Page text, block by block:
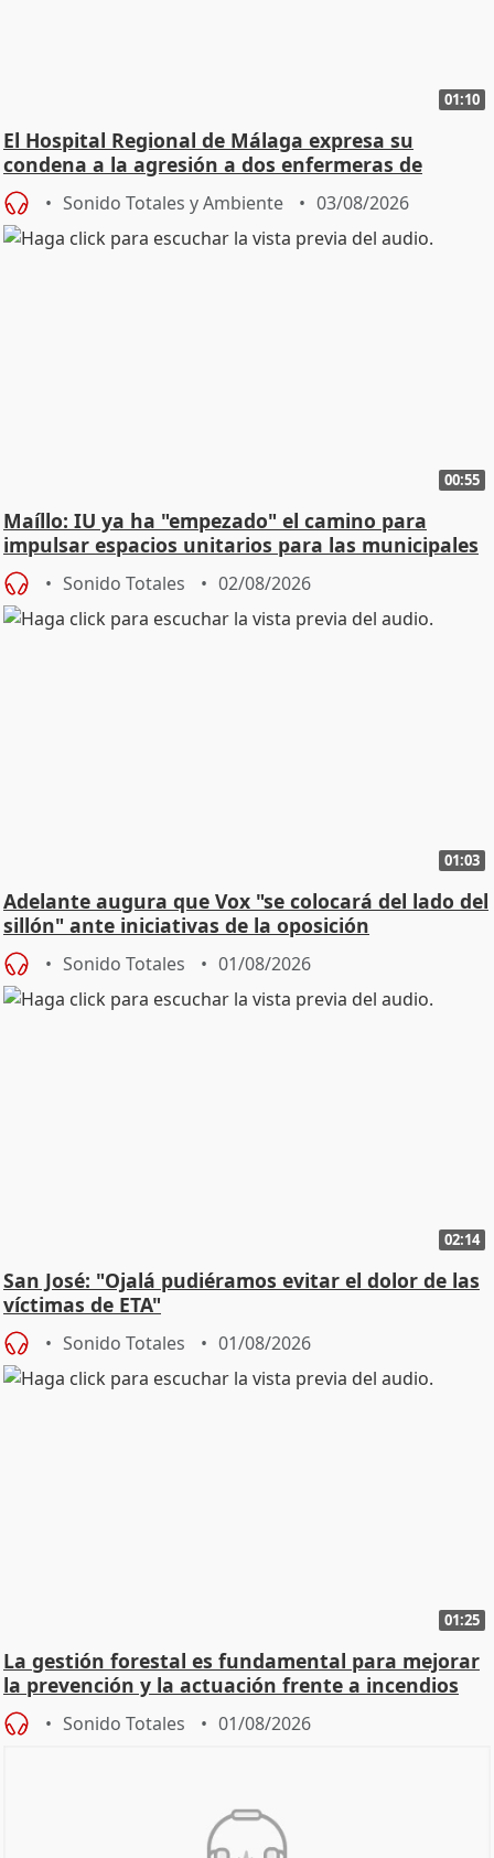
01:10
El Hospital Regional de Málaga expresa su
condena a la agresión a dos enfermeras de
Urgencias
Sonido Totales y Ambiente 03/08/2026
00:55
Maíllo: IU ya ha "empezado" el camino para
impulsar espacios unitarios para las municipales
Sonido Totales 02/08/2026
01:03
Adelante augura que Vox "se colocará del lado del
sillón" ante iniciativas de la oposición
Sonido Totales 01/08/2026
02:14
San José: "Ojalá pudiéramos evitar el dolor de las
víctimas de ETA"
Sonido Totales 01/08/2026
01:25
La gestión forestal es fundamental para mejorar
la prevención y la actuación frente a incendios
Sonido Totales 01/08/2026